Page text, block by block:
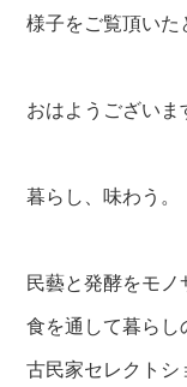
様子をご覧頂いた
おはようございま
暮らし、味わう。
民藝と発酵をモノ
食を通して暮ら
古民家セレクト